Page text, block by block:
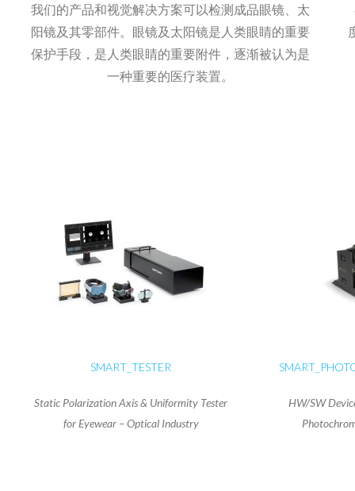
我们的产品和视觉解决方案可以检测成品眼镜、太
阳镜及其零部件。眼镜及太阳镜是人类眼睛的重要
保护手段，是人类眼睛的重要附件，逐渐被认为是
一种重要的医疗装置。
SMART_TESTER
Static Polarization Axis & Uniformity Tester
for Eyewear – Optical Industry
HW/SW